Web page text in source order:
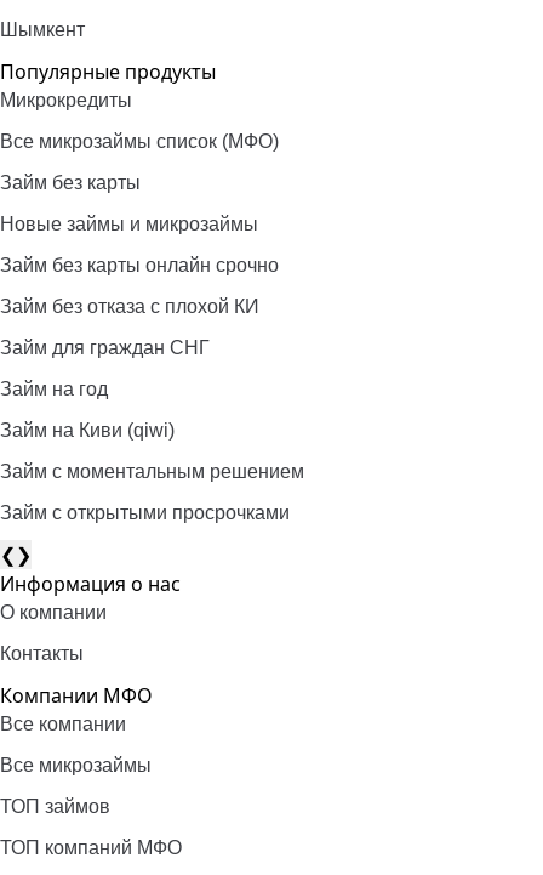
Шымкент
Популярные продукты
Микрокредиты
Все микрозаймы список (МФО)
Займ без карты
Новые займы и микрозаймы
Займ без карты онлайн срочно
Займ без отказа с плохой КИ
Займ для граждан СНГ
Займ на год
Займ на Киви (qiwi)
Займ c моментальным решением
Займ с открытыми просрочками
❮❯
Информация о нас
О компании
Контакты
Компании МФО
Все компании
Все микрозаймы
ТОП займов
ТОП компаний МФО